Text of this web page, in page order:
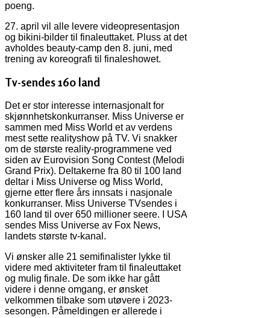
poeng.
27. april vil alle levere videopresentasjon
og bikini-bilder til finaleuttaket. Pluss at det
avholdes beauty-camp den 8. juni, med
trening av koreografi til finaleshowet.
Tv-sendes 160 land
Det er stor interesse internasjonalt for
skjønnhetskonkurranser. Miss Universe er
sammen med Miss World et av verdens
mest sette realityshow på TV. Vi snakker
om de største reality-programmene ved
siden av Eurovision Song Contest (Melodi
Grand Prix). Deltakerne fra 80 til 100 land
deltar i Miss Universe og Miss World,
gjerne etter flere års innsats i nasjonale
konkurranser. Miss Universe TVsendes i
160 land til over 650 millioner seere. I USA
sendes Miss Universe av Fox News,
landets største tv-kanal.
Vi ønsker alle 21 semifinalister lykke til
videre med aktiviteter fram til finaleuttaket
og mulig finale. De som ikke har gått
videre i denne omgang, er ønsket
velkommen tilbake som utøvere i 2023-
sesongen. Påmeldingen er allerede i